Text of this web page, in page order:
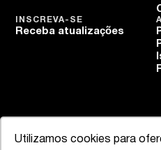
Utilizamos cookies para
INSCREVA-SE
Receba atualizações